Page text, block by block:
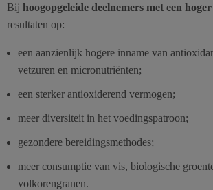
Bij hoogopgeleide deelnemers met een
resultaten op:
een aanzienlijk hogere inname van
vetzuren en micronutriënten;
een sterker antioxiderend vermogen;
meer diversiteit in het voedingspatroon;
gezondere bereidingsmethodes;
meer consumptie van vis, biologische
volkorengranen.